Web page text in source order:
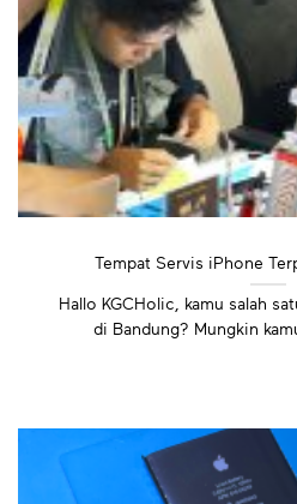
Tempat Servis iPhone
Hallo KGCHolic, kamu salah
di Bandung? Mungkin